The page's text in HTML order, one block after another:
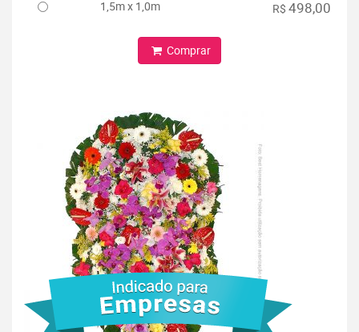
1,5m x 1,0m R$ 498,00
Comprar